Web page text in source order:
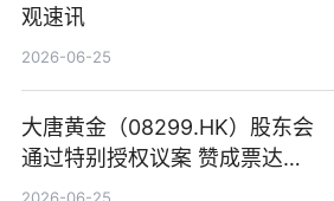
观速讯
2026-06-25
大唐黄金（08299.HK）股东会
通过特别授权议案 赞成票达
100%_新动态